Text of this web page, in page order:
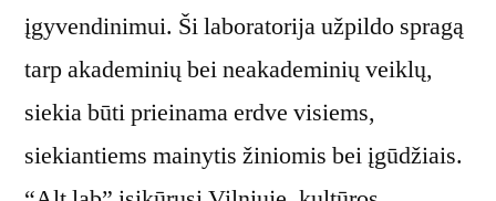
įgyvendinimui. Ši laboratorija užpildo spragą
tarp akademinių bei neakademinių veiklų,
siekia būti prieinama erdve visiems,
siekiantiems mainytis žiniomis bei įgūdžiais.